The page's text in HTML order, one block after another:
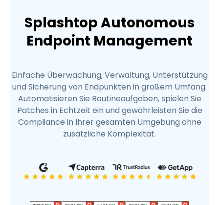
Splashtop Autonomous
Endpoint Management
Einfache Überwachung, Verwaltung, Unterstützung
und Sicherung von Endpunkten in großem Umfang.
Automatisieren Sie Routineaufgaben, spielen Sie
Patches in Echtzeit ein und gewährleisten Sie die
Compliance in Ihrer gesamten Umgebung ohne
zusätzliche Komplexität.